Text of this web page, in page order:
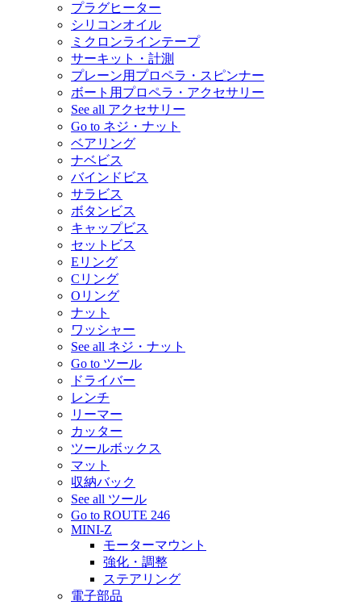
プラグヒーター
シリコンオイル
ミクロンラインテープ
サーキット・計測
プレーン用プロペラ・スピンナー
ボート用プロペラ・アクセサリー
See all アクセサリー
Go to ネジ・ナット
ベアリング
ナベビス
バインドビス
サラビス
ボタンビス
キャップビス
セットビス
Eリング
Cリング
Oリング
ナット
ワッシャー
See all ネジ・ナット
Go to ツール
ドライバー
レンチ
リーマー
カッター
ツールボックス
マット
収納バック
See all ツール
Go to ROUTE 246
MINI-Z
モーターマウント
強化・調整
ステアリング
電子部品